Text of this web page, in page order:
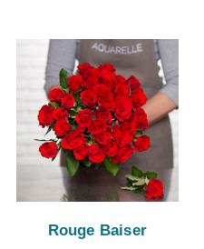
Rouge Baiser